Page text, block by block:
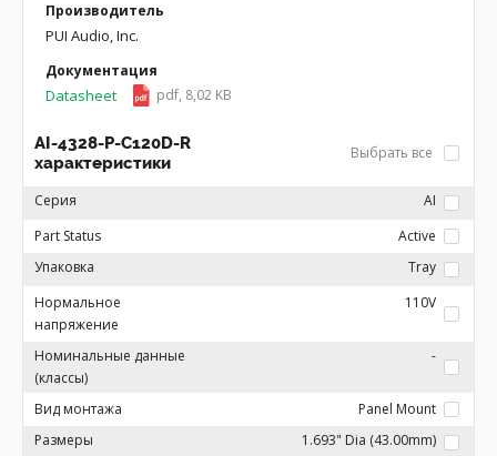
Производитель
PUI Audio, Inc.
Документация
Datasheet pdf, 8,02 KB
AI-4328-P-C120D-R
характеристики
Выбрать все
Серия
AI
Part Status
Active
Упаковка
Tray
Нормальное
напряжение
110V
Номинальные данные
(классы)
-
Вид монтажа
Panel Mount
Размеры
1.693" Dia (43.00mm)